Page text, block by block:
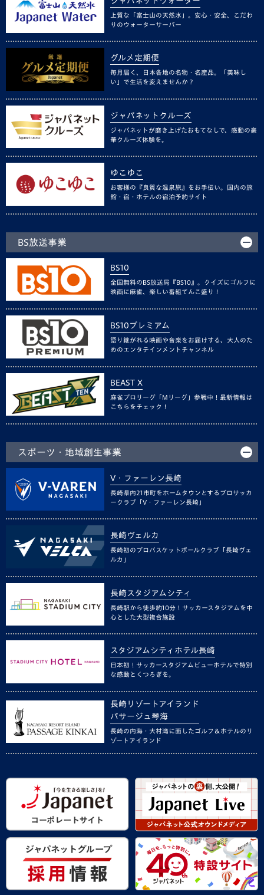
上質な「富士山の天然水」。安心・安全、こだわ
りのウォーターサーバー
グルメ定期便
毎月届く、日本各地の名物・名産品。「美味し
い」で生活を変えませんか？
ジャパネットクルーズ
ジャパネットが磨き上げたおもてなしで、感動の豪
華クルーズ体験を。
ゆこゆこ
お客様の『良質な温泉旅』をお手伝い。国内の旅
館・宿・ホテルの宿泊予約サイト
BS放送事業
BS10
全国無料のBS放送局『BS10』。クイズにゴルフに
映画に麻雀、楽しい番組てんこ盛り！
BS10プレミアム
語り継がれる映画や音楽をお届けする、大人のた
めのエンタテインメントチャンネル
BEAST X
麻雀プロリーグ「Mリーグ」参戦中！最新情報は
こちらをチェック！
スポーツ・地域創生事業
V・ファーレン長崎
長崎県内21市町をホームタウンとするプロサッカ
ークラブ「V・ファーレン長崎」
長崎ヴェルカ
長崎初のプロバスケットボールクラブ「長崎ヴェ
ルカ」
長崎スタジアムシティ
長崎駅から徒歩約10分！サッカースタジアムを中
心とした大型複合施設
スタジアムシティホテル長崎
日本初！サッカースタジアムビューホテルで特別
な感動とくつろぎを。
長崎リゾートアイランド
パサージュ琴海
長崎の内海・大村湾に面したゴルフ＆ホテルのリ
ゾートアイランド